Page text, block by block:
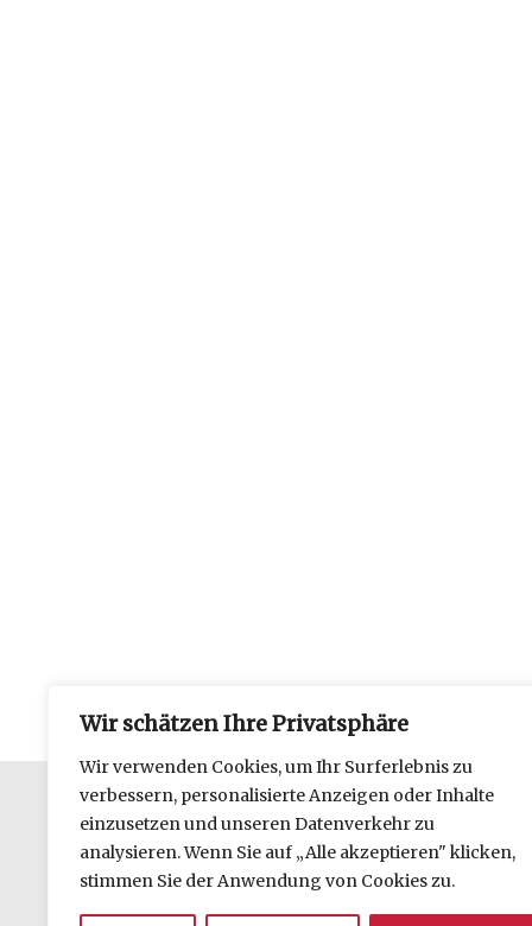
Wir schätzen Ihre Privatsphäre
Wir verwenden Cookies, um Ihr Surferlebnis zu
verbessern, personalisierte Anzeigen oder Inhalte
einzusetzen und unseren Datenverkehr zu
analysieren. Wenn Sie auf „Alle akzeptieren" klicken,
stimmen Sie der Anwendung von Cookies zu.
Datenschutzerklärung
Impressum